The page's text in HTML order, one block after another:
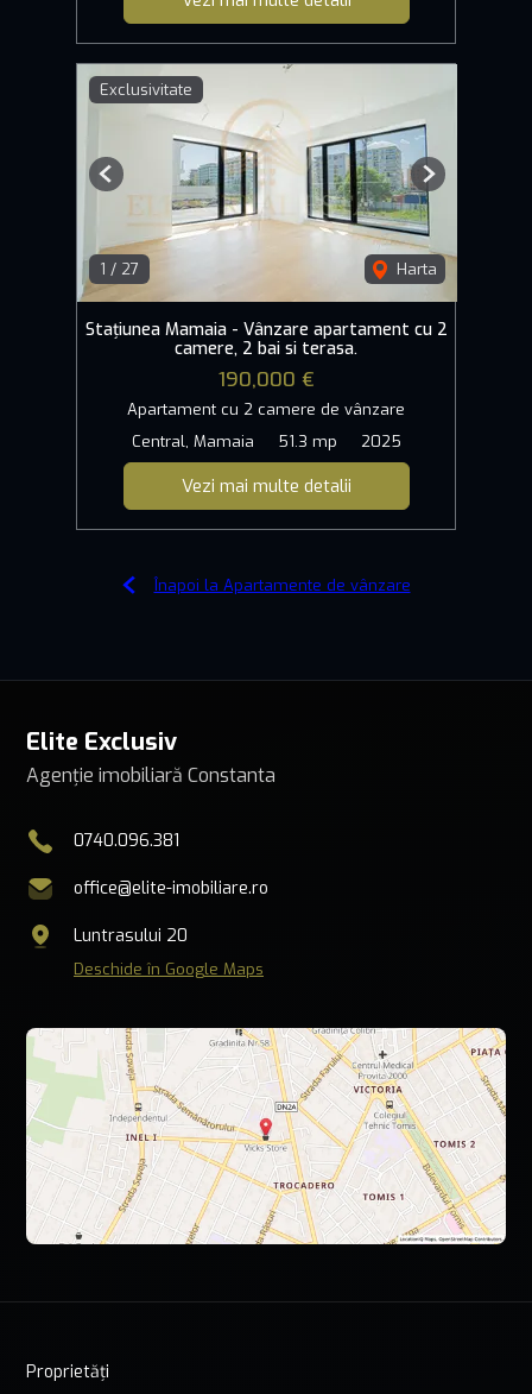
Exclusivitate
1 / 27 Harta
Previous Next
Stațiunea Mamaia - Vânzare apartament cu 2
camere, 2 bai si terasa.
190,000 €
Apartament cu 2 camere de vânzare
Central, Mamaia
51.3 mp 2025
Vezi mai multe detalii
Înapoi la Apartamente de vânzare
Elite Exclusiv
Agenție imobiliară Constanta
0740.096.381
office@elite-imobiliare.ro
Luntrasului 20
Deschide în Google Maps
Proprietăți